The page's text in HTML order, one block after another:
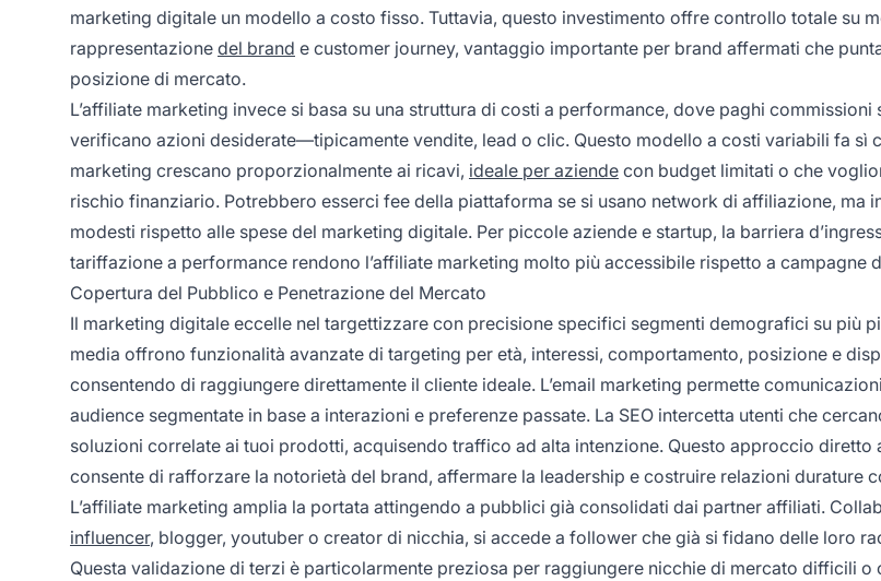
marketing digitale un modello a costo fisso. Tuttavia, questo investimento offre controllo totale su
rappresentazione del brand e customer journey, vantaggio importante per brand affermati che
posizione di mercato.
L’affiliate marketing invece si basa su una struttura di costi a performance, dove paghi commissioni
verificano azioni desiderate—tipicamente vendite, lead o clic. Questo modello a costi variabili fa sì
marketing crescano proporzionalmente ai ricavi, ideale per aziende con budget limitati o che
rischio finanziario. Potrebbero esserci fee della piattaforma se si usano network di affiliazione, ma
modesti rispetto alle spese del marketing digitale. Per piccole aziende e startup, la barriera
tariffazione a performance rendono l’affiliate marketing molto più accessibile rispetto a campagne
Copertura del Pubblico e Penetrazione del Mercato
Il marketing digitale eccelle nel targettizzare con precisione specifici segmenti demografici su più
media offrono funzionalità avanzate di targeting per età, interessi, comportamento, posizione e
consentendo di raggiungere direttamente il cliente ideale. L’email marketing permette
audience segmentate in base a interazioni e preferenze passate. La SEO intercetta utenti che
soluzioni correlate ai tuoi prodotti, acquisendo traffico ad alta intenzione. Questo approccio diretto
consente di rafforzare la notorietà del brand, affermare la leadership e costruire relazioni durature
L’affiliate marketing amplia la portata attingendo a pubblici già consolidati dai partner affiliati.
influencer, blogger, youtuber o creator di nicchia, si accede a follower che già si fidano delle loro
Questa validazione di terzi è particolarmente preziosa per raggiungere nicchie di mercato difficili o